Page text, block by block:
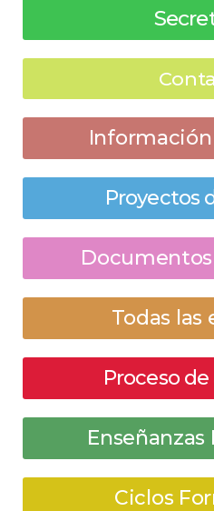
Proyectos
Todas las
Proceso
Ciclos